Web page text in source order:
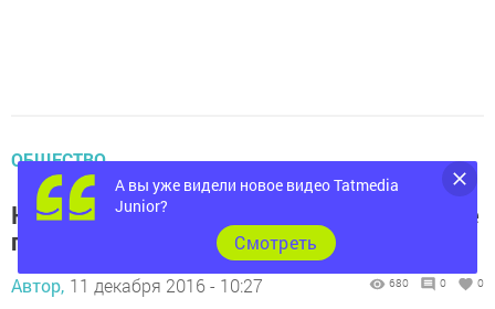
ОБЩЕСТВО
Найден самый доступный способ, как не
подхватить простуду
Автор, 11 декабря 2016 - 10:27 680 0 0
А вы уже видели новое видео Tatmedia
Junior?
Cмотреть